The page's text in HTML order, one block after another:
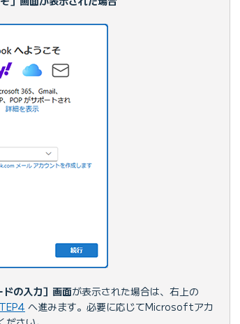
の入力］画面が表示された場合は、右上の
へ進みます。必要に応じてMicrosoftアカ